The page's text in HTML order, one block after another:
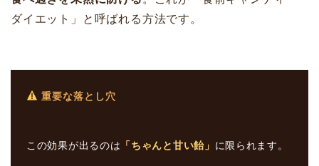
ダイエット」と呼ばれる方法です。
重要な落とし穴
この効果が出るのは 「ちゃんと甘い飴」 に限られます。